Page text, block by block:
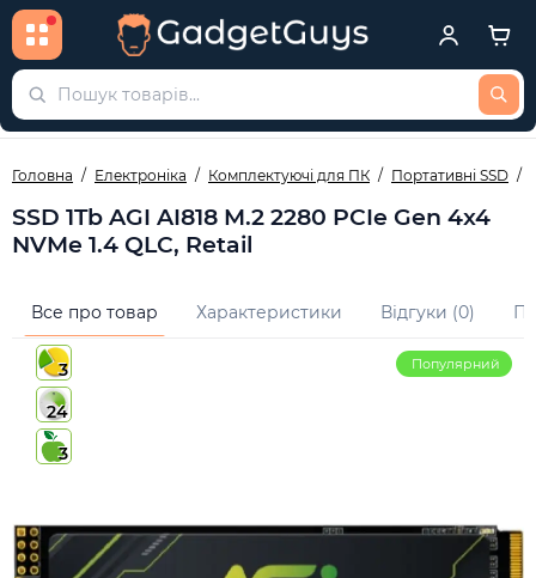
Головна Електроніка Комплектуючі для ПК Портативні SSD
SSD 1Tb AGI AI818 M.2 2280 PCIe Gen 4x4
NVMe 1.4 QLC, Retail
Все про товар Характеристики Відгуки (0)
3
24
3
Популярний